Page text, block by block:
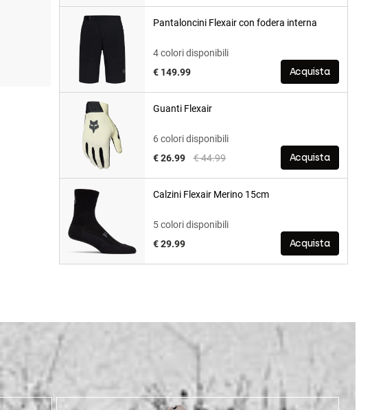
Pantaloncini Flexair con fodera interna
4 colori disponibili
€ 149.99
Acquista
Guanti Flexair
6 colori disponibili
Price reduced from
€ 44.99to
€ 26.99 Acquista
Calzini Flexair Merino 15cm
5 colori disponibili
€ 29.99
Acquista